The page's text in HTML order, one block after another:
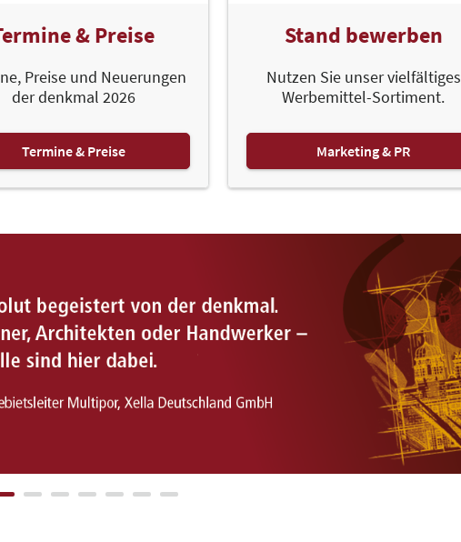
& Preise
Preise und Neuerungen
der denkmal 2026
Termine & Preise
Stand bewerben
Nutzen Sie unser vielfältiges
Werbemittel-Sortiment.
Marketing & PR